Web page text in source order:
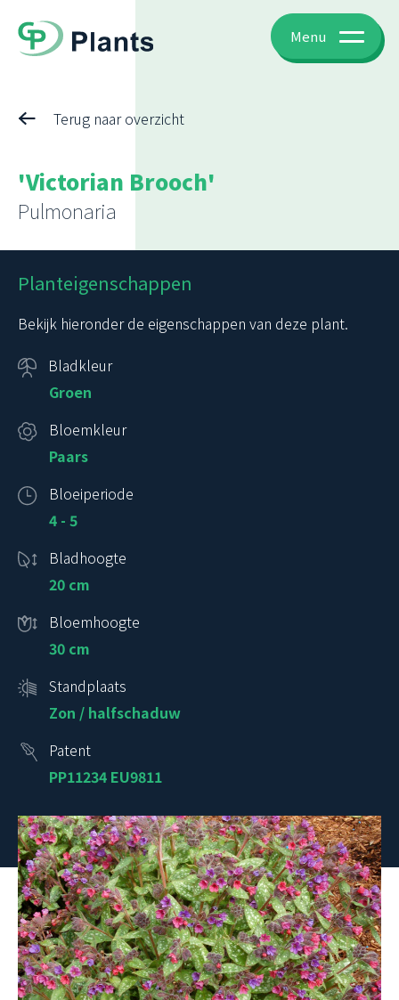
Menu
Terug naar overzicht
'Victorian Brooch'
Pulmonaria
Planteigenschappen
Bekijk hieronder de eigenschappen van deze plant.
Bladkleur
Groen
Bloemkleur
Paars
Bloeiperiode
4 - 5
Bladhoogte
20 cm
Bloemhoogte
30 cm
Standplaats
Zon / halfschaduw
Patent
PP11234 EU9811